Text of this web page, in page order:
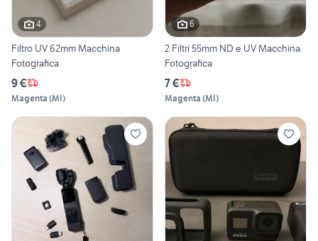
4
Filtro UV 62mm Macchina
Fotografica
9 €
Magenta (MI)
6
2 Filtri 55mm ND e UV Macchina
Fotografica
7 €
Magenta (MI)